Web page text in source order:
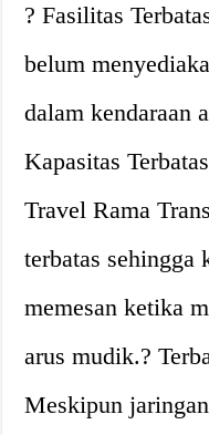
? Fasilitas
belum
dalam kendaraan
Kapasitas
Travel Rama
terbatas sehingga
memesan ketika
arus mudik.?️
Meskipun